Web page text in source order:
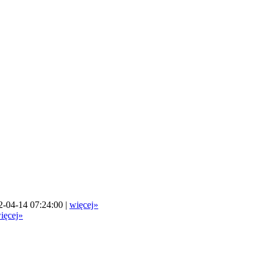
04-14 07:24:00 | więcej»